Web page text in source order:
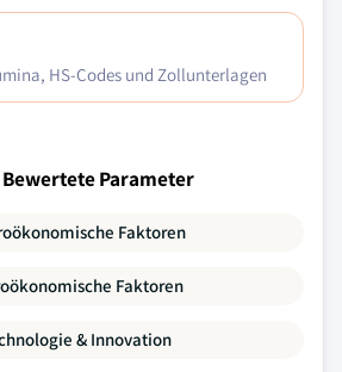
HS-Codes und Zollunterlagen
Parameter
Faktoren
Faktoren
& Innovation